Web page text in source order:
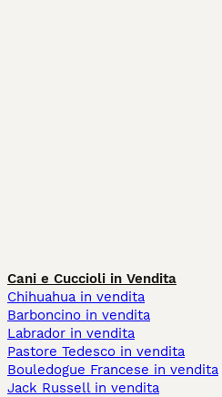
Cani e Cuccioli in Vendita
Chihuahua in vendita
Barboncino in vendita
Labrador in vendita
Pastore Tedesco in vendita
Bouledogue Francese in vendita
Jack Russell in vendita